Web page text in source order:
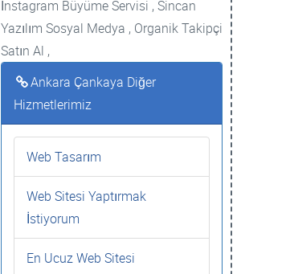
İnstagram Büyüme Servisi , Sincan
Yazılım Sosyal Medya , Organik Takipçi
Satın Al ,
Ankara Çankaya Diğer
Hizmetlerimiz
Web Tasarım
Web Sitesi Yaptırmak
İstiyorum
En Ucuz Web Sitesi